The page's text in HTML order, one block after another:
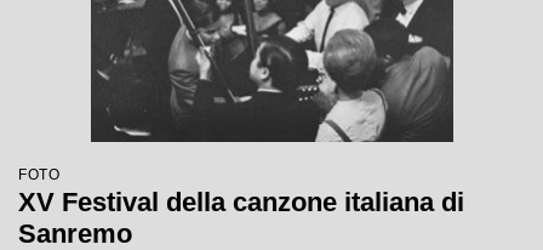
FOTO
XV Festival della canzone italiana di
Sanremo